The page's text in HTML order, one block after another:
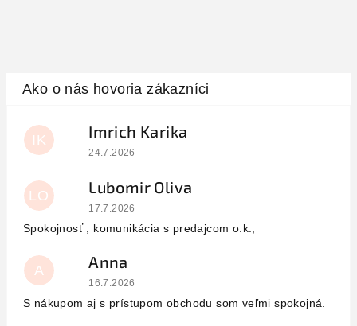
IK Imrich Karika
Hodnotenie obchodu je 5 z 5 hviezdičiek.
24.7.2026
LO Lubomir Oliva
Hodnotenie obchodu je 5 z 5 hviezdičiek.
17.7.2026
Spokojnosť , komunikácia s predajcom o.k.,
A Anna
Hodnotenie obchodu je 5 z 5 hviezdičiek.
16.7.2026
S nákupom aj s prístupom obchodu som veľmi spokojná.